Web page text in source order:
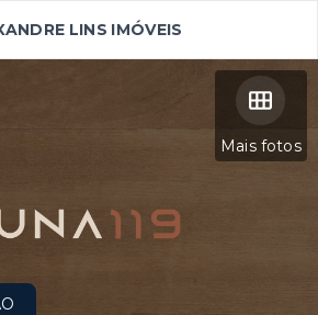
LINS IMÓVEIS
Mais fotos